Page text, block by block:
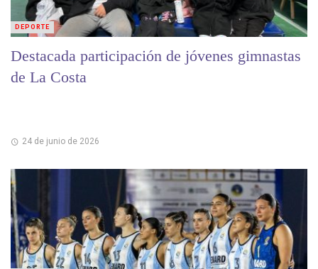
Destacada participación de jóvenes gimnastas
de La Costa
24 de junio de 2026
DEPORTE